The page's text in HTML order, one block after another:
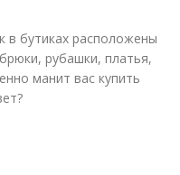
в бутиках расположены
рубашки, платья,
манит вас купить